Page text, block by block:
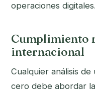
operaciones digitales.
Cumplimiento
internacional
Cualquier análisis
cero debe abordar